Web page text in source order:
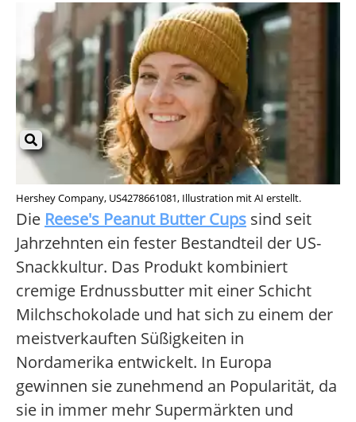
Hershey Company, US4278661081, Illustration mit AI erstellt.
Die Reese's Peanut Butter Cups sind seit
Jahrzehnten ein fester Bestandteil der US-
Snackkultur. Das Produkt kombiniert
cremige Erdnussbutter mit einer Schicht
Milchschokolade und hat sich zu einem der
meistverkauften Süßigkeiten in
Nordamerika entwickelt. In Europa
gewinnen sie zunehmend an Popularität, da
sie in immer mehr Supermärkten und